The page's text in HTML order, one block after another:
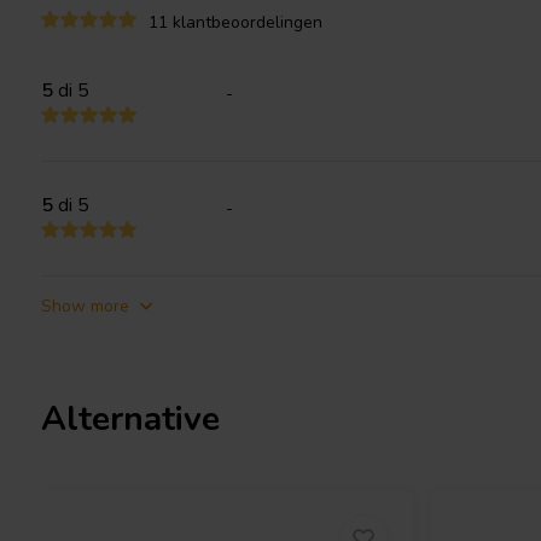
crossover networks, or for by-passing large value non-polarized
as coupling capacitors in the signal path of audio power
11 klantbeoordelingen
5di 5 -
5di 5 -
Show more
Alternative